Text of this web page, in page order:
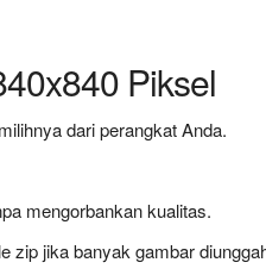
Piksel
dari perangkat Anda.
mengorbankan kualitas.
zip jika banyak gambar